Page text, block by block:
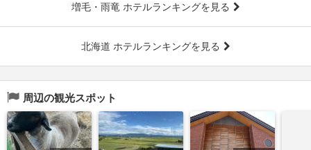
増毛・雨竜 ホテルランキングを見る
北海道 ホテルランキングを見る
周辺の観光スポット